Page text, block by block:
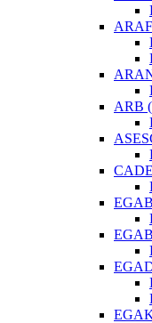
ARAF
ARB
EGAB